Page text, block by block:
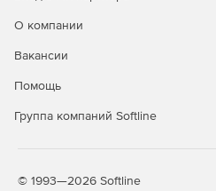
сетям общего доступа, в
а также используется для
обрабатывающих информацию
информации.
О компании
Вакансии
Помощь
Группа компаний Softline
© 1993—2026 Softline